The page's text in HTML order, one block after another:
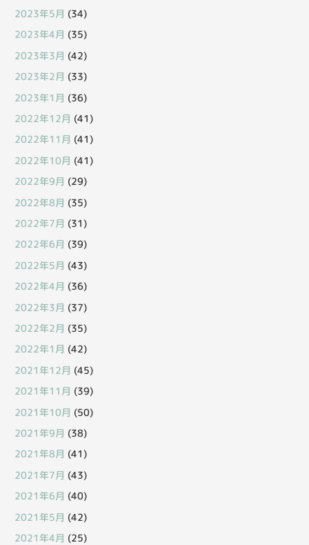
2023年5月 (34)
2023年4月 (35)
2023年3月 (42)
2023年2月 (33)
2023年1月 (36)
2022年12月 (41)
2022年11月 (41)
2022年10月 (41)
2022年9月 (29)
2022年8月 (35)
2022年7月 (31)
2022年6月 (39)
2022年5月 (43)
2022年4月 (36)
2022年3月 (37)
2022年2月 (35)
2022年1月 (42)
2021年12月 (45)
2021年11月 (39)
2021年10月 (50)
2021年9月 (38)
2021年8月 (41)
2021年7月 (43)
2021年6月 (40)
2021年5月 (42)
2021年4月 (25)